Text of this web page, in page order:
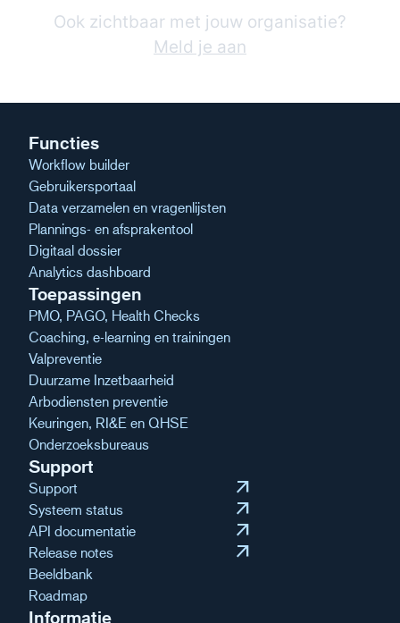
Ook zichtbaar met jouw organisatie?
Meld je aan
Functies
Workflow builder
Gebruikersportaal
Data verzamelen en vragenlijsten
Plannings- en afsprakentool
Digitaal dossier
Analytics dashboard
Toepassingen
PMO, PAGO, Health Checks
Coaching, e-learning en trainingen
Valpreventie
Duurzame Inzetbaarheid
Arbodiensten preventie
Keuringen, RI&E en QHSE
Onderzoeksbureaus
Support
Support arrow_outward
Systeem status arrow_outward
API documentatie arrow_outward
Release notes arrow_outward
Beeldbank
Roadmap
Informatie